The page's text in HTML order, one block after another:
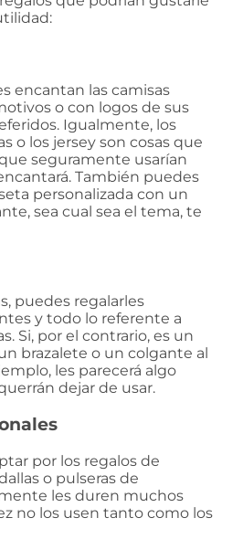
encantan las camisas
o con logos de sus
Igualmente, los
o los jersey son cosas que
seguramente usarían
También puedes
personalizada con un
sea cual sea el tema, te
puedes regalarles
y todo lo referente a
Si, por el contrario, es un
brazalete o un colgante al
les parecerá algo
dejar de usar.
por los regalos de
o pulseras de
les duren muchos
no los usen tanto como los